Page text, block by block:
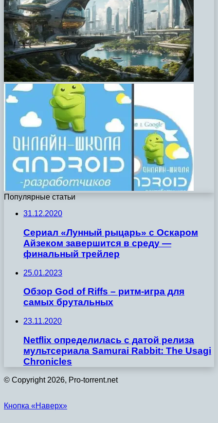
Популярные статьи
31.12.2020
Сериал «Лунный рыцарь» с Оскаром
Айзеком завершится в среду —
финальный трейлер
25.01.2023
Обзор God of Riffs – ритм-игра для
самых брутальных
23.11.2020
Netflix определилась с датой релиза
мультсериала Samurai Rabbit: The Usagi
Chronicles
© Copyright 2026, Pro-torrent.net
Кнопка «Наверх»